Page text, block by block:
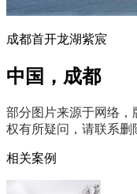
成都首开龙湖紫宸
中国，成都
部分图片来源于网络，
权有所疑问，请联系删
相关案例